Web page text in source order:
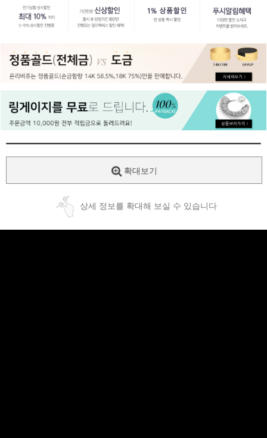
페이코 ID로
PAYCO 바로
확대보기
상세 정보를 확대해 보실 수 있습니다